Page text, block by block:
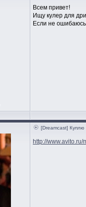
Всем привет!
Ищу кулер для
Если не
[Dreamcast] Куплю
http://